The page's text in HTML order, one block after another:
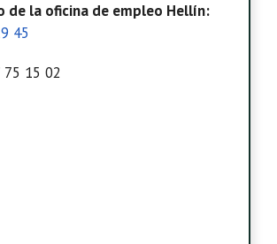
de la oficina de empleo Hellín:
45
75 15 02